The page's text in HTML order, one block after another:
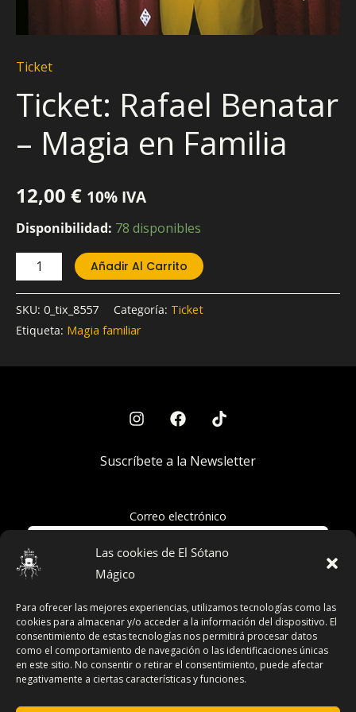
Las cookies de El Sótano
Mágico
Para ofrecer las mejores experiencias, utilizamos tecnologías como las
cookies para almacenar y/o acceder a la información del dispositivo. El
consentimiento de estas tecnologías nos permitirá procesar datos
como el comportamiento de navegación o las identificaciones únicas
en este sitio. No consentir o retirar el consentimiento, puede afectar
negativamente a ciertas características y funciones.
Ticket
Ticket: Rafael Benatar
– Magia en Familia
12,00 € 10% IVA
Disponibilidad: 78 disponibles
Añadir Al Carrito
SKU: 0_tix_8557 Categoría: Ticket
Etiqueta: Magia familiar
Suscríbete a la Newsletter
Correo electrónico
Acepto la política de privacidad
Términos y Condiciones